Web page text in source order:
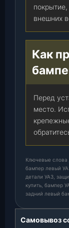
внешних
Как
Перед
место.
Ключевые слова
бампер левый
детали УАЗ,
купить, бампер
задний левый
Самовывоз